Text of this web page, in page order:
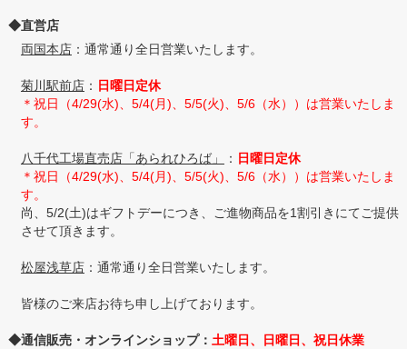
◆直営店
両国本店：通常通り全日営業いたします。
菊川駅前店： 日曜日定休
＊祝日（4/29(水)、5/4(月)、5/5(火)、5/6（水））は営業いたしま
す。
八千代工場直売店「あられひろば」 ： 日曜日定休
＊祝日（4/29(水)、5/4(月)、5/5(火)、5/6（水））は営業いたしま
す。
尚、5/2(土)はギフトデーにつき、ご進物商品を1割引きにてご提供
させて頂きます。
松屋浅草店：通常通り全日営業いたします。
皆様のご来店お待ち申し上げております。
◆通信販売・オンラインショップ： 土曜日、日曜日、祝日休業